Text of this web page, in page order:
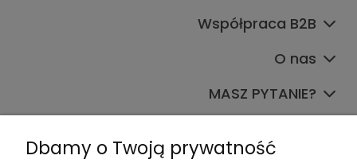
Współpraca B2B
O nas
MASZ PYTANIE?
Dbamy o Twoją prywatność